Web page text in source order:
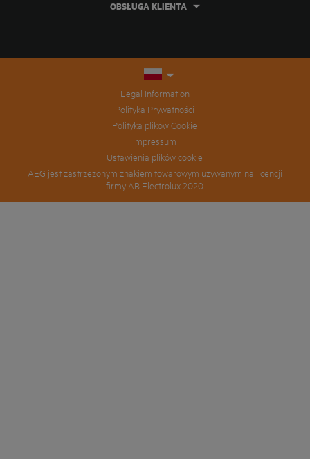
OBSŁUGA KLIENTA
Legal Information
Polityka Prywatności
Polityka plików Cookie
Impressum
Ustawienia plików cookie
AEG jest zastrzeżonym znakiem towarowym używanym na licencji
firmy AB Electrolux 2020